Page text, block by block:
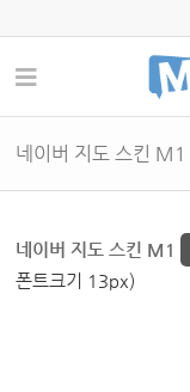
네이버 지도 스킨 M1
네이버 지도 스킨 M1
폰트크기 13px)